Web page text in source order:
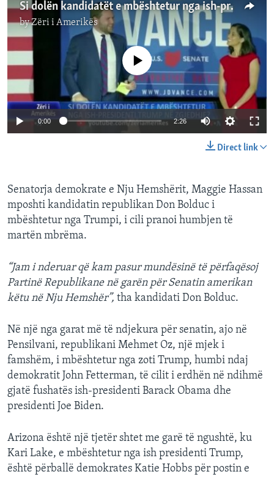
Si dolën kandidatët e mbështetur nga ish-presidenti Trump?
byZëri i Amerikës
No media source currently available
0:00 2:26
Direct link
Senatorja demokrate e Nju Hemshërit, Maggie Hassan
mposhti kandidatin republikan Don Bolduc i
mbështetur nga Trumpi, i cili pranoi humbjen të
martën mbrëma.
“Jam i nderuar që kam pasur mundësinë të përfaqësoj
Partinë Republikane në garën për Senatin amerikan
këtu në Nju Hemshër”, tha kandidati Don Bolduc.
Në një nga garat më të ndjekura për senatin, ajo në
Pensilvani, republikani Mehmet Oz, një mjek i
famshëm, i mbështetur nga zoti Trump, humbi ndaj
demokratit John Fetterman, të cilit i erdhën në ndihmë
gjatë fushatës ish-presidenti Barack Obama dhe
presidenti Joe Biden.
Arizona është një tjetër shtet me garë të ngushtë, ku
Kari Lake, e mbështetur nga ish presidenti Trump,
është përballë demokrates Katie Hobbs për postin e